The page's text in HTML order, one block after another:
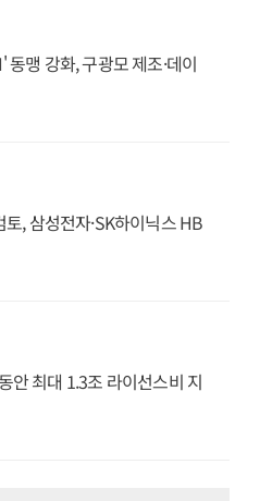
맹 강화, 구광모 제조·데이
, 삼성전자·SK하이닉스 HB
안 최대 1.3조 라이선스비 지